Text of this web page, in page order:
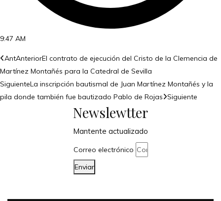
9:47 AM
AntAnteriorEl contrato de ejecución del Cristo de la Clemencia de
Martínez Montañés para la Catedral de Sevilla
SiguienteLa inscripción bautismal de Juan Martínez Montañés y la
pila donde también fue bautizado Pablo de Rojas Siguiente
Newslewtter
Mantente actualizado
Correo electrónico
Enviar